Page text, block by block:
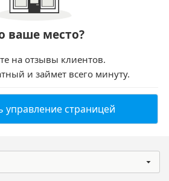
ваше место?
на отзывы клиентов.
и займет всего минуту.
управление страницей